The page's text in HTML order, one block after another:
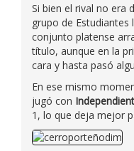
Si bien el rival no era
grupo de Estudiantes
conjunto platense
título, aunque en la
cara y hasta pasó
En ese mismo
jugó con
1, lo que deja mejor